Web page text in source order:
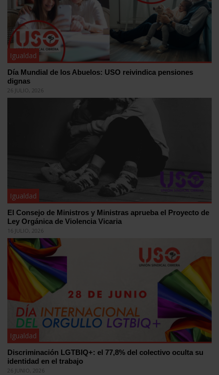
Igualdad
Día Mundial de los Abuelos: USO reivindica pensiones
dignas
26 JULIO, 2026
Igualdad
El Consejo de Ministros y Ministras aprueba el Proyecto de
Ley Orgánica de Violencia Vicaria
16 JULIO, 2026
Igualdad
Discriminación LGTBIQ+: el 77,8% del colectivo oculta su
identidad en el trabajo
26 JUNIO, 2026